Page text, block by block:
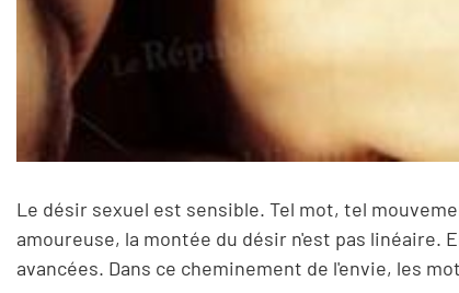
Le désir sexuel est sensible. Tel mot, tel
amoureuse, la montée du désir n'est pas
avancées. Dans ce cheminement de l'envie, les